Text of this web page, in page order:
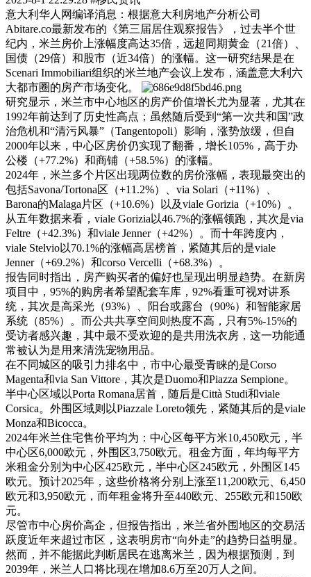
意大利华人网编译消息：根据意大利房地产分析公司
Abitare.co最新发布的《第三届居住观察报告》，过去半个世
纪内，米兰房价上涨幅度高达35倍，远超同期黄金（21倍）、
国债（29倍）和股市（近34倍）的涨幅。这一研究结果是在
Scenari Immobiliari组织的米兰地产会议上发布，涵盖意大利六
大都市圈的房产市场变化。
研究显示，米兰市中心地区的房产价值增长尤为显著，尤其在
1992年前达到了历史性高点；虽然随后受到“第一次共和国”政
治危机和“清污风暴”（Tangentopoli）影响，涨势放缓，但自
2000年以来，中心区房价仍实现了翻番，增长105%，高于办
公楼（+77.2%）和商铺（+58.5%）的涨幅。
2024年，米兰多个片区出现两位数的房价涨幅，表现最突出的
包括Savona/Tortona区（+11.2%）、via Solari（+11%）、
Barona的Malaga片区（+10.6%）以及viale Gorizia（+10%）。
从五年数据来看，viale Gorizia以46.7%的涨幅领跑，其次是via
Feltre（+42.3%）和viale Jenner（+42%）。而十年跨度内，
viale Stelvio以70.1%的涨幅高居榜首，紧随其后的是viale
Jenner（+69.2%）和corso Vercelli（+68.3%）。
报告同时指出，房产购买者的偏好也呈现出明显趋势。在新房
项目中，95%的购房者希望配套车库，92%看重可视对讲系
统，其次是高采光（93%）、阳台或露台（90%）和智能家居
系统（85%）。而公共共享空间则热度不高，只有5%-15%的
受访者感兴趣，其中最不受欢迎的是共用洗衣房，这一功能通
常被认为是用来清洗宠物用品。
在不同城区的吸引力排名中，市中心最受青睐的是Corso
Magenta和via San Vittore，其次是Duomo和Piazza Sempione。
半中心区域以Porta Romana居首，随后是Città Studi和viale
Corsica。外围区域则以Piazzale Loreto领先，紧随其后的是viale
Monza和Bicocca。
2024年米兰住宅售价平均为：中心区每平方米10,450欧元，半
中心区6,000欧元，外围区3,750欧元。租金方面，年均每平方
米租金分别为中心区425欧元，半中心区245欧元，外围区145
欧元。预计2025年，这些价格将分别上涨至11,200欧元、6,450
欧元和3,950欧元，而年租金将升至440欧元、255欧元和150欧
元。
尽管市中心房价高企，但报告指出，米兰省外围地区的交易活
跃度近年来超过市区，这表明房市“向外走”的趋势日益明显。
然而，并不能据此判断居民在逃离米兰，因为根据预测，到
2039年，米兰人口将比现在增加8.6万至20万人之间。